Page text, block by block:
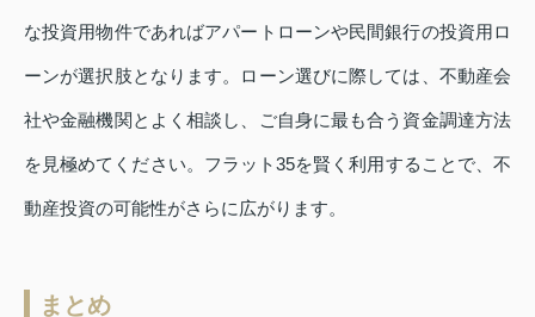
な投資用物件であればアパートローンや民間銀行の投資用ロ
ーンが選択肢となります。ローン選びに際しては、不動産会
社や金融機関とよく相談し、ご自身に最も合う資金調達方法
を見極めてください。フラット35を賢く利用することで、不
動産投資の可能性がさらに広がります。
まとめ